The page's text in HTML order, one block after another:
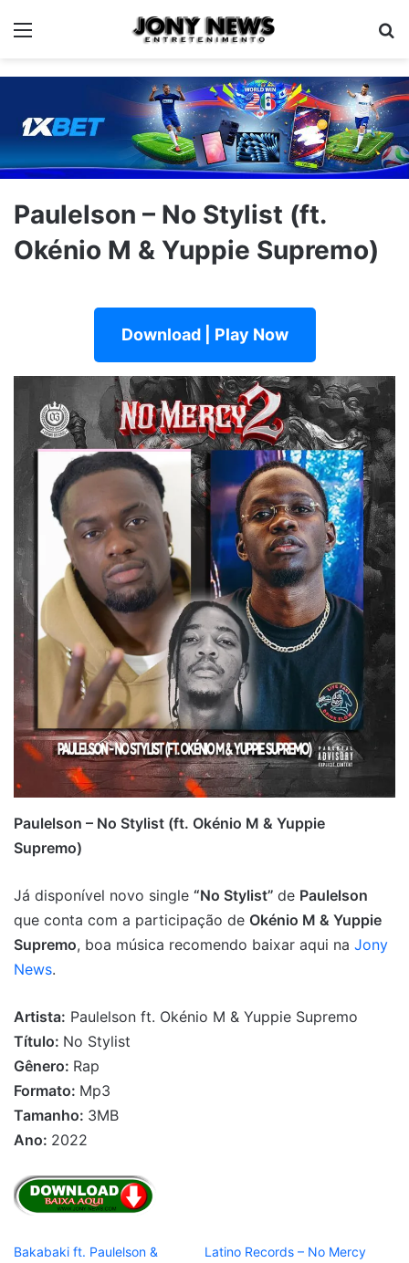
Menu
Paulelson – No Stylist (ft.
Okénio M & Yuppie Supremo)
Download | Play Now
Paulelson – No Stylist (ft. Okénio M & Yuppie
Supremo)
Já disponível novo single “No Stylist” de Paulelson
que conta com a participação de Okénio M & Yuppie
Supremo, boa música recomendo baixar aqui na Jony
News.
Artista: Paulelson ft. Okénio M & Yuppie Supremo
Título: No Stylist
Gênero: Rap
Formato: Mp3
Tamanho: 3MB
Ano: 2022
Bakabaki ft. Paulelson &
Latino Records – No Mercy